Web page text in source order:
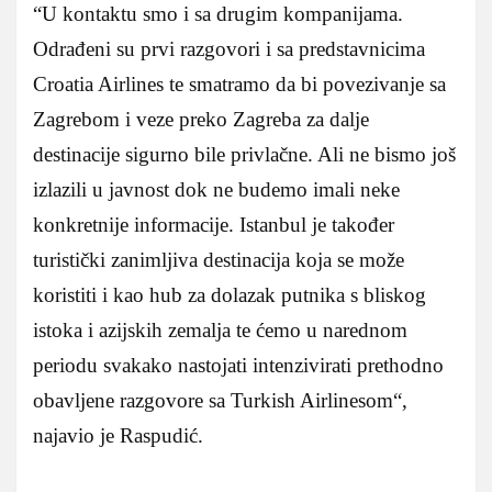
“U kontaktu smo i sa drugim kompanijama.
Odrađeni su prvi razgovori i sa predstavnicima
Croatia Airlines te smatramo da bi povezivanje sa
Zagrebom i veze preko Zagreba za dalje
destinacije sigurno bile privlačne. Ali ne bismo još
izlazili u javnost dok ne budemo imali neke
konkretnije informacije. Istanbul je također
turistički zanimljiva destinacija koja se može
koristiti i kao hub za dolazak putnika s bliskog
istoka i azijskih zemalja te ćemo u narednom
periodu svakako nastojati intenzivirati prethodno
obavljene razgovore sa Turkish Airlinesom“,
najavio je Raspudić.